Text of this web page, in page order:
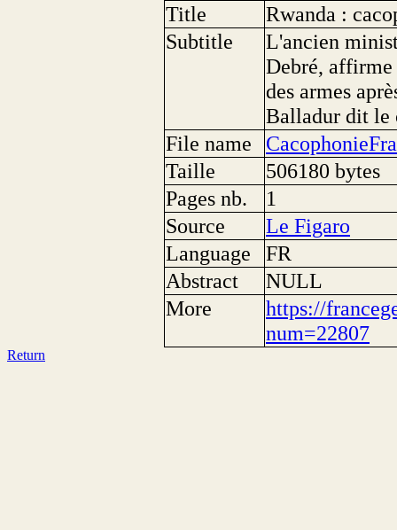
Title
Rwanda :
Subtitle
L'ancien
Debré,
des armes
Balladur dit le
File name
Taille
506180 bytes
Pages nb.
1
Source
Le Figaro
Language
FR
Abstract
NULL
More
https://
num=22807
Return